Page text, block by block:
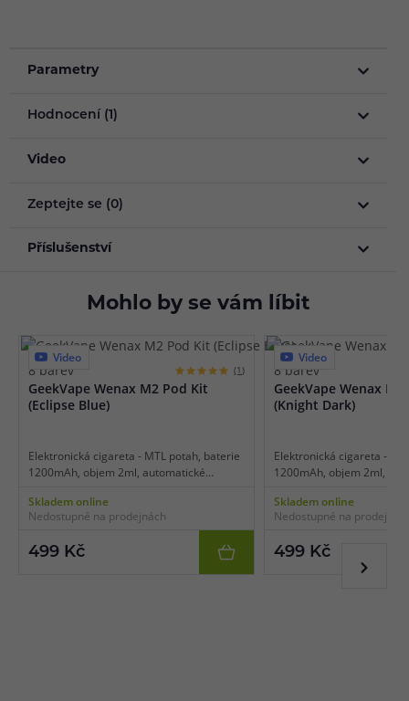
Parametry
Hodnocení (1)
Video
Zeptejte se (0)
Příslušenství
Mohlo by se vám líbit
Video
8 barev (1)
GeekVape Wenax M2 Pod Kit
(Eclipse Blue)
Elektronická cigareta - MTL potah, baterie
1200mAh, objem 2ml, automatické
inteligentní detekce odporu, tradiční
dílenské zpracování, stabilní výkon,
Skladem online
Nedostupné na prodejnách
499 Kč
Video
8 barev
GeekVape Wenax
(Knight Dark)
Elektronická cigareta -
1200mAh, objem 2ml,
inteligentní detekce
dílenské zpracování,
Skladem online
Nedostupné na
499 Kč